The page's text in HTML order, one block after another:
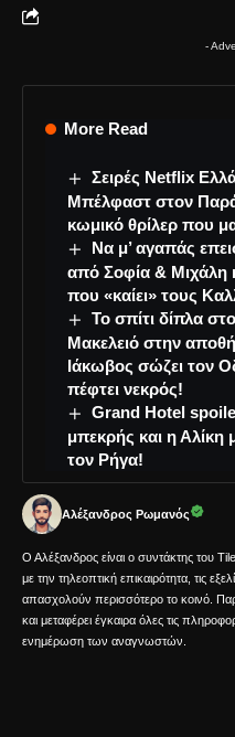
-
More Read
Σειρές Netflix
Μπέλφαστ στον
κωμικό θρίλερ που
Να μ’ αγαπάς
από Σοφία & Μιχάλη
που «καίει» τους
Το σπίτι δίπλα
Μακελειό στην
Ιάκωβος σώζει τον
πέφτει νεκρός!
Grand Hotel
μπεκρής και η Αλίκη
τον Ρήγα!
Αλέξανδρος Ρωμανός
Ο Αλέξανδρος είναι ο συντάκτης του
με την τηλεοπτική επικαιρότητα, τις
απασχολούν περισσότερο το κοινό.
και μεταφέρει έγκαιρα όλες τις
ενημέρωση των αναγνωστών.